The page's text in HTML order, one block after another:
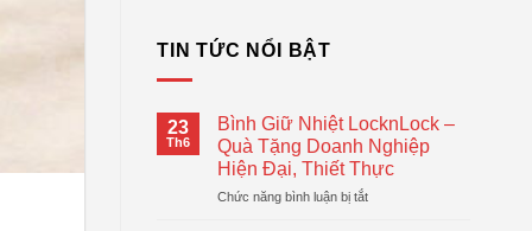
TIN TỨC NỔI BẬT
23
Th6
Bình Giữ Nhiệt LocknLock –
Quà Tặng Doanh Nghiệp
Hiện Đại, Thiết Thực
Chức năng bình luận bị tắtở